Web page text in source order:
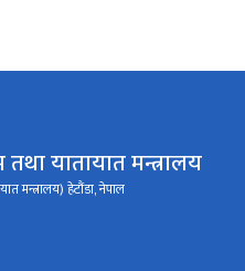
तथा यातायात मन्त्रालय
मन्त्रालय) हेटौंडा, नेपाल